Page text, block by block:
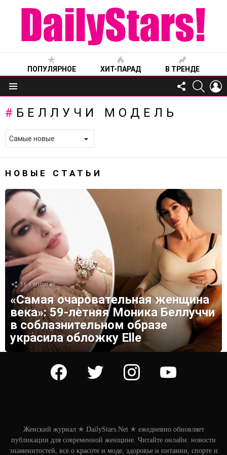
ПОПУЛЯРНОЕ ХИТ-ПАРАД В ТРЕНДЕ
Меню
FOLLOW
US
БЕЛЛУЧИ МОДЕЛЬ
НОВЫЕ СТАТЬИ
16 Репостов
«Самая очаровательная женщина
века»: 59-летняя Моника Беллуччи
в соблазнительном образе
украсила обложку Elle
facebook twitter instagram youtube
Женский журнал ✭ DailyStars.Net ✭ ежедневно обновляет
публикации для современной женщине. Читайте онлайн: новости
знаменитостей, все о красоте и моде, здоровье и питании, спорте и